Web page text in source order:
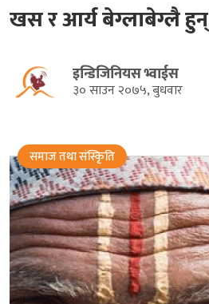
खस र आर्य बेग्लाबेग्लै हुन्
इन्डिजिनियस भ्वाईस
३० साउन २०७५, बुधवार
समाज तथा संस्किृति